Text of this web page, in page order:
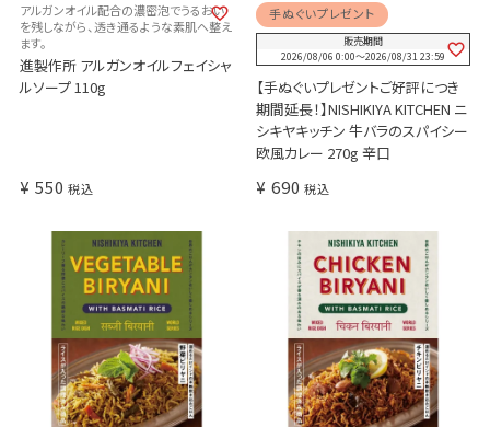
アルガンオイル配合の濃密泡でうるおい
を残しながら、透き通るような素肌へ整え
ます。
進製作所 アルガンオイルフェイシャ
ルソープ 110g
¥ 550 税込
手ぬぐいプレゼント
販売期間
2026/08/06 0:00〜2026/08/31 23:59
【手ぬぐいプレゼントご好評につき
期間延長！】NISHIKIYA KITCHEN ニ
シキヤキッチン 牛バラのスパイシー
欧風カレー 270g 辛口
¥ 690 税込